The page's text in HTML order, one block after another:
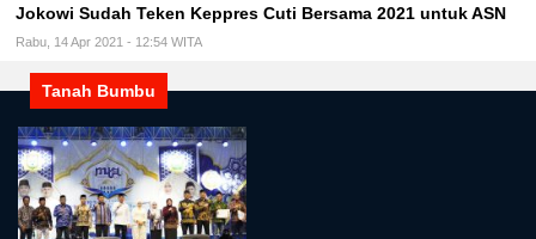
Jokowi Sudah Teken Keppres Cuti Bersama 2021 untuk ASN
Rabu, 14 Apr 2021 - 12:54 WITA
Tanah Bumbu